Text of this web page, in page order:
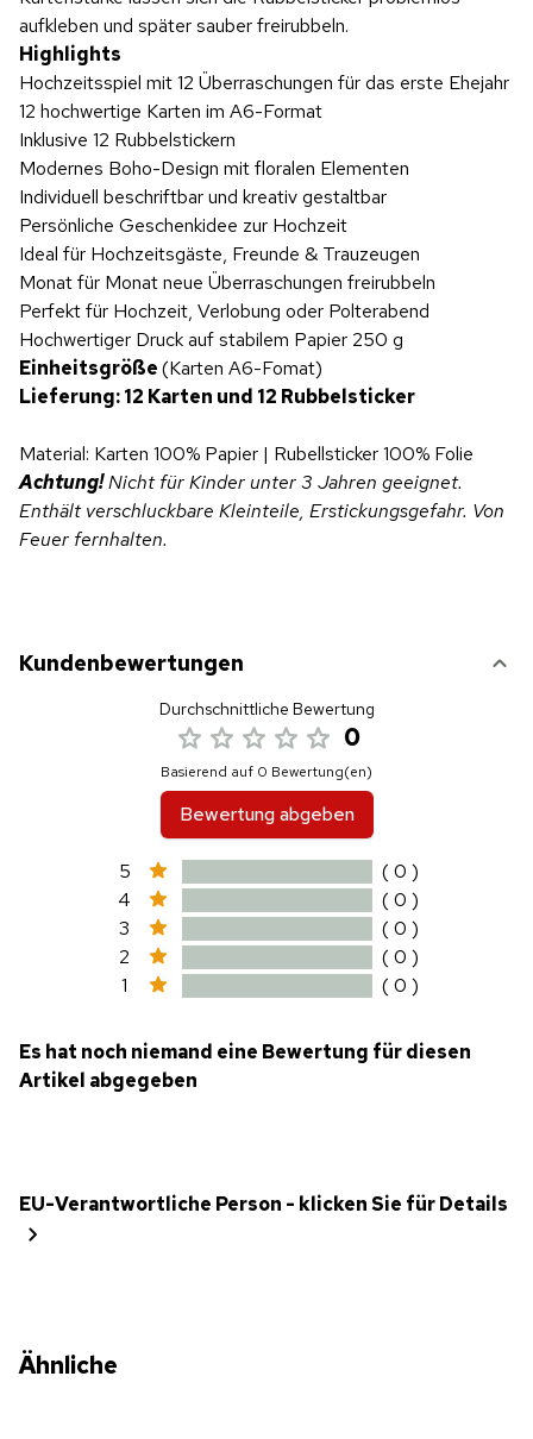
aufkleben und später sauber freirubbeln.
Highlights
Hochzeitsspiel mit 12 Überraschungen für das erste Ehejahr
12 hochwertige Karten im A6-Format
Inklusive 12 Rubbelstickern
Modernes Boho-Design mit floralen Elementen
Individuell beschriftbar und kreativ gestaltbar
Persönliche Geschenkidee zur Hochzeit
Ideal für Hochzeitsgäste, Freunde & Trauzeugen
Monat für Monat neue Überraschungen freirubbeln
Perfekt für Hochzeit, Verlobung oder Polterabend
Hochwertiger Druck auf stabilem Papier 250 g
Einheitsgröße(Karten A6-Fomat)
Lieferung: 12 Karten und 12 Rubbelsticker
Material: Karten 100% Papier | Rubellsticker 100% Folie
Achtung!Nicht für Kinder unter 3 Jahren geeignet.
Enthält verschluckbare Kleinteile, Erstickungsgefahr. Von
Feuer fernhalten.
Kundenbewertungen
Durchschnittliche Bewertung
0
Basierend auf 0 Bewertung(en)
Bewertung abgeben
5
( 0 )
4
( 0 )
3
( 0 )
2
( 0 )
1
( 0 )
Es hat noch niemand eine Bewertung für diesen
Artikel abgegeben
EU-Verantwortliche Person - klicken Sie für Details
Ähnliche